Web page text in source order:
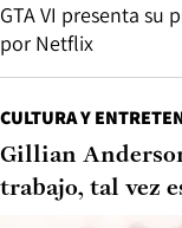
GTA VI presenta su
por Netflix
CULTURA Y
Gillian
trabajo, tal vez